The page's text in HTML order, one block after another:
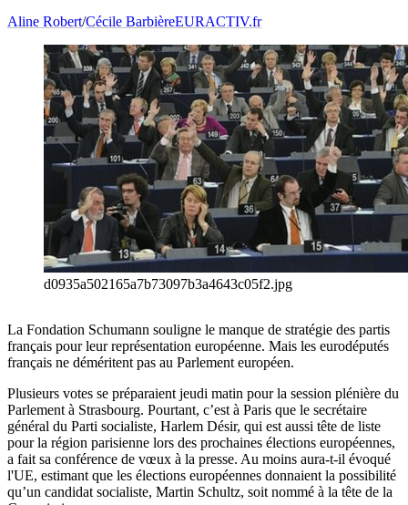
Aline Robert/Cécile BarbièreEURACTIV.fr
d0935a502165a7b73097b3a4643c05f2.jpg
La Fondation Schumann souligne le manque de stratégie des partis
français pour leur représentation européenne. Mais les eurodéputés
français ne déméritent pas au Parlement européen.
Plusieurs votes se préparaient jeudi matin pour la session plénière du
Parlement à Strasbourg. Pourtant, c’est à Paris que le secrétaire
général du Parti socialiste, Harlem Désir, qui est aussi tête de liste
pour la région parisienne lors des prochaines élections européennes,
a fait sa conférence de vœux à la presse. Au moins aura-t-il évoqué
l'UE, estimant que les élections européennes donnaient la possibilité
qu’un candidat socialiste, Martin Schultz, soit nommé à la tête de la